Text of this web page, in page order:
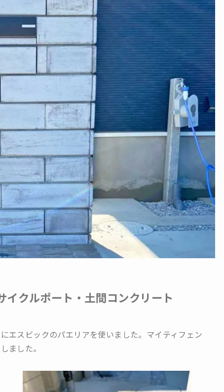
クルポート・土間コンクリート
スビックのパエリアを使いました。マイティフェン
ました。